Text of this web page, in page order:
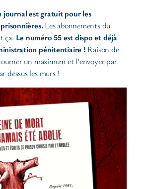
journal est gratuit pour les
Les abonnements du
ça. Le numéro 55 est dispo et déjà
pénitentiaire ! Raison de
un maximum et l’envoyer par
dessus les murs !